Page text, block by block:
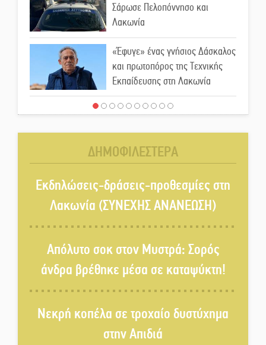
Σάρωσε Πελοπόννησο και
Λακωνία
«Έφυγε» ένας γνήσιος Δάσκαλος
και πρωτοπόρος της Τεχνικής
Εκπαίδευσης στη Λακωνία
«Κλειστά» ανοιχτά προαύλια
Πετρίνα: Αντάμωμα με μουσική,
χορό και παράδοση
Σωτήρια επέμβαση για ναυτικό
ανοιχτά του Γυθείου
παγκόσμια Σπαρτιατόπουλα
ΔΗΜΟΦΙΛΕΣΤΕΡΑ
Εκδηλώσεις-δράσεις-προθεσμίες στη
Λακωνία (ΣΥΝΕΧΗΣ ΑΝΑΝΕΩΣΗ)
Απόλυτο σοκ στον Μυστρά: Σορός
άνδρα βρέθηκε μέσα σε καταψύκτη!
Νεκρή κοπέλα σε τροχαίο δυστύχημα
στην Απιδιά